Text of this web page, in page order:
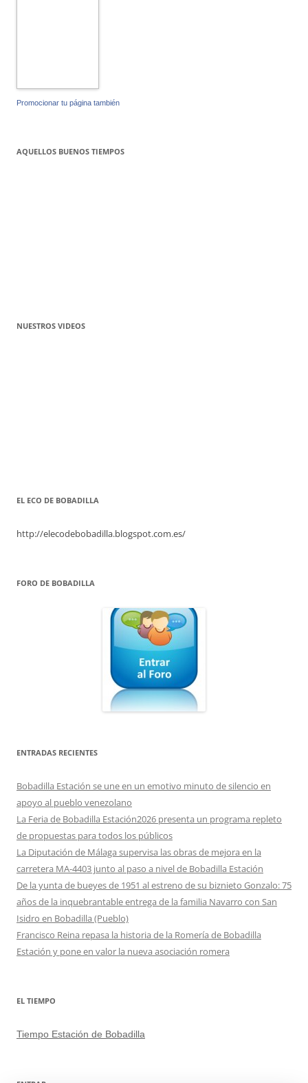
Promocionar tu página también
AQUELLOS BUENOS TIEMPOS
NUESTROS VIDEOS
EL ECO DE BOBADILLA
http://elecodebobadilla.blogspot.com.es/
FORO DE BOBADILLA
ENTRADAS RECIENTES
Bobadilla Estación se une en un emotivo minuto de silencio en
apoyo al pueblo venezolano
La Feria de Bobadilla Estación2026 presenta un programa repleto
de propuestas para todos los públicos
La Diputación de Málaga supervisa las obras de mejora en la
carretera MA-4403 junto al paso a nivel de Bobadilla Estación
De la yunta de bueyes de 1951 al estreno de su biznieto Gonzalo: 75
años de la inquebrantable entrega de la familia Navarro con San
Isidro en Bobadilla (Pueblo)
Francisco Reina repasa la historia de la Romería de Bobadilla
Estación y pone en valor la nueva asociación romera
EL TIEMPO
Tiempo Estación de Bobadilla